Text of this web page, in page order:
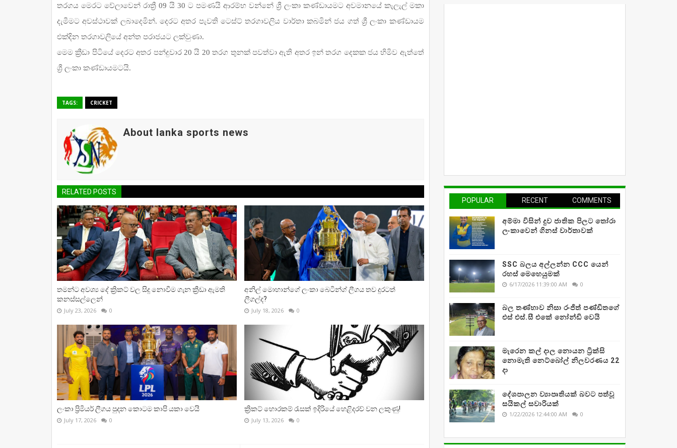
තරගය මෙරට වේලාවෙන් රාත්‍රී 09 යි 30 ට පමණයි ආරම්භ වන්නේ ශ්‍රී ලංකා කණ්ඩායමට අවමානයේ කැලැල් මකා
දැමීමට අවස්ථාවක් ලබාදෙමින්. දෙරට අතර පැවති ටෙස්ට් තරගාවලිය වාර්තා කබමින් ජය ගත් ශ්‍රී ලංකා කණ්ඩායම
එක්දින තරගාවලියේ අන්ත පරාජයට ලක්වුණා.
මෙම ක්‍රීඩා පිටියේ දෙරට අතර පන්දුවාර 20 යි 20 තරග තුනක් පවත්වා ඇති අතර ඉන් තරග දෙකක ජය හිමිව ඇත්තේ
ශ්‍රී ලංකා කණ්ඩායමටයි.
TAGS: CRICKET
About lanka sports news
RELATED POSTS
තමන්ට අවශ්‍ය දේ ක්‍රිකට් වල සිදු නොවීම ගැන ක්‍රීඩා ඇමති
කනස්සල්ලෙන්
July 23, 2026 0
අනිල් මොහාන්ගේ ලංකා බෙටින්ග් ලීගය තව දුරටත්
ලීගල්ද?
July 18, 2026 0
ලංකා ප්‍රිමියර් ලීගය පුදන කොටම කාපි යකා වෙයි
July 17, 2026 0
ක්‍රිකට් හොරකම් රැසක් ඉදිරියේ හෙළිදරව් වන ලකුණු!
July 13, 2026 0
POPULAR RECENT COMMENTS
අම්මා විසින් දුව ජාතික පිලට තෝරා
ලංකාවෙන් ගිනස් වාර්තාවක්
SSC බලය අල්ලන්න CCC යෙන්
රහස් මෙහෙයුමක්
6/17/2026 11:39:00 AM 0
බල තණ්හාව නිසා රංජිත් පණ්ඩිතගේ
එස් එස්.සී එකේ නෝන්ඩි වෙයි
මැරෙන කල් දාල නොයන ට්‍රික්සි
නොමැති නෙට්බෝල් නිලවරණය 22
දා
දේශපාලන ව්‍යාපෘතියක් බවට පත්වූ
සයිකල් සවාරියක්
1/22/2026 12:44:00 AM 0